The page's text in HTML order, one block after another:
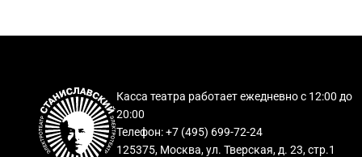
Касса театра работает ежедневно с 12:00 до
20:00
Телефон: +7 (495) 699-72-24
125375, Москва, ул. Тверская, д. 23, стр.1